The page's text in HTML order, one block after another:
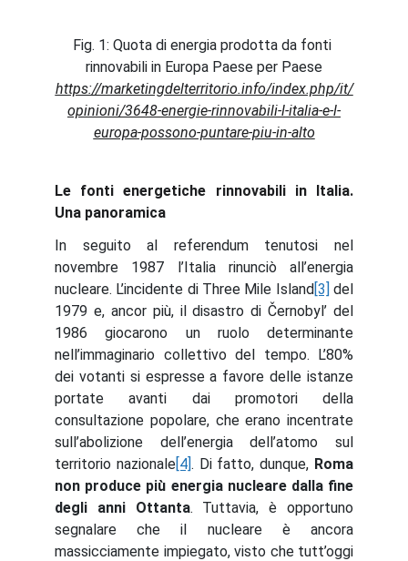
Fig. 1: Quota di energia prodotta da fonti
rinnovabili in Europa Paese per Paese
https://marketingdelterritorio.info/index.php/it/
opinioni/3648-energie-rinnovabili-l-italia-e-l-
europa-possono-puntare-piu-in-alto
Le fonti energetiche rinnovabili in Italia.
Una panoramica
In seguito al referendum tenutosi nel
novembre 1987 l’Italia rinunciò all’energia
nucleare. L’incidente di Three Mile Island[3] del
1979 e, ancor più, il disastro di Černobyl’ del
1986 giocarono un ruolo determinante
nell’immaginario collettivo del tempo. L’80%
dei votanti si espresse a favore delle istanze
portate avanti dai promotori della
consultazione popolare, che erano incentrate
sull’abolizione dell’energia dell’atomo sul
territorio nazionale[4]. Di fatto, dunque, Roma
non produce più energia nucleare dalla fine
degli anni Ottanta. Tuttavia, è opportuno
segnalare che il nucleare è ancora
massicciamente impiegato, visto che tutt’oggi